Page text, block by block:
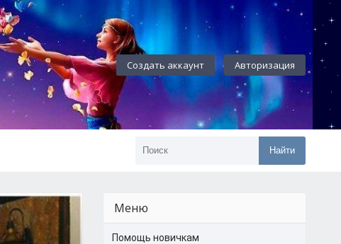
Создать аккаунт Авторизация
Найти
Меню
Помощь новичкам